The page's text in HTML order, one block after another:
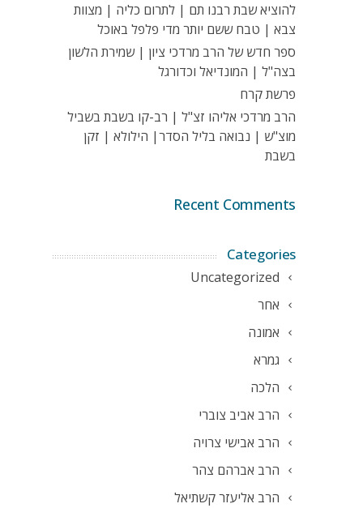
להוציא שבת רבנו תם | לתרום כליה | מצוות
צבא | טבח ששם יותר מדי פלפל באוכל
ספר חדש של הרב מרדכי ציון | שמירת הלשון
בצה"ל | המונדיאל וכדורגל
פרשת קרח
הרב מרדכי אליהו זצ"ל | רב-קו בשבת בשביל
מוצ"ש | נבואה בליל הסדר| הילולא | זקן
בשבת
Recent Comments
Categories
Uncategorized
אחר
אמונה
גמרא
הלכה
הרב אביב צוברי
הרב אבישי צרויה
הרב אברהם צהר
הרב אליעזר קשתיאל